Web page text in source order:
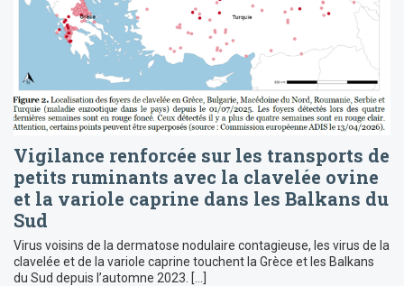
Vigilance renforcée sur les transports de
petits ruminants avec la clavelée ovine
et la variole caprine dans les Balkans du
Sud
Virus voisins de la dermatose nodulaire contagieuse, les virus de la
clavelée et de la variole caprine touchent la Grèce et les Balkans
du Sud depuis l’automne 2023. […]